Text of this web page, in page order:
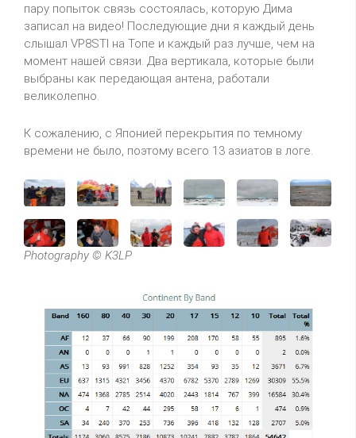
пару попыток связь состоялась, которую Дима
записал на видео! Последующие дни я каждый день
слышал VP8STI на Топе и каждый раз лучше, чем на
момент нашей связи. Два вертикала, которые были
выбраны как передающая антена, работали
великолепно.
К сожалению, с Японией перекрытия по темному
времени не было, поэтому всего 13 азиатов в логе.
Photography © K3LP